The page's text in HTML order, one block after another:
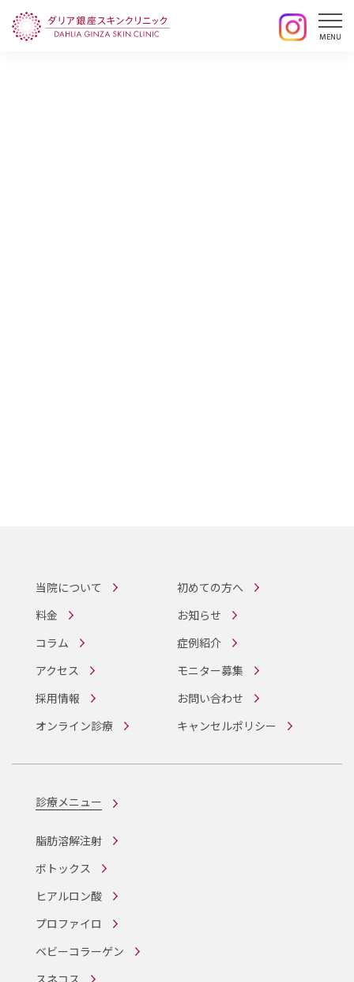
当院について
初めての方へ
料金
お知らせ
コラム
症例紹介
アクセス
モニター募集
採用情報
お問い合わせ
オンライン診療
キャンセルポリシー
診療メニュー
脂肪溶解注射
ボトックス
ヒアルロン酸
プロファイロ
ベビーコラーゲン
スネコス